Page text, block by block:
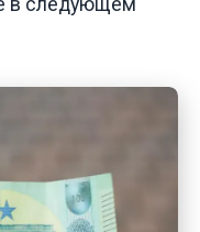
в следующем